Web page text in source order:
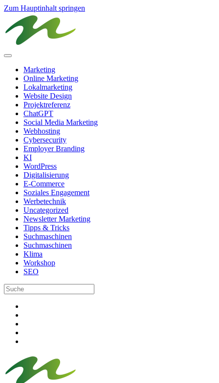
Zum Hauptinhalt springen
Marketing
Online Marketing
Lokalmarketing
Website Design
Projektreferenz
ChatGPT
Social Media Marketing
Webhosting
Cybersecurity
Employer Branding
KI
WordPress
Digitalisierung
E-Commerce
Soziales Engagement
Werbetechnik
Uncategorized
Newsletter Marketing
Tipps & Tricks
Suchmaschinen
Suchmaschinen
Klima
Workshop
SEO